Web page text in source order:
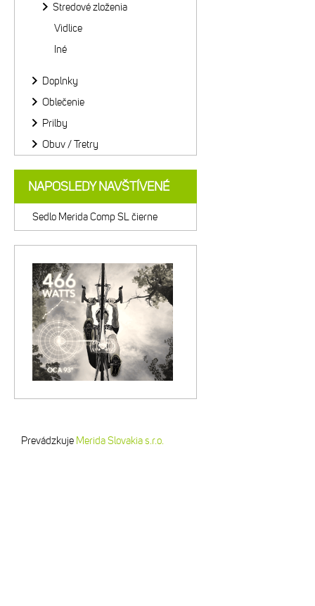
Stredové zloženia
Vidlice
Iné
Doplnky
Oblečenie
Prilby
Obuv / Tretry
NAPOSLEDY NAVŠTÍVENÉ
Sedlo Merida Comp SL čierne
Prevádzkuje Merida Slovakia s.r.o.